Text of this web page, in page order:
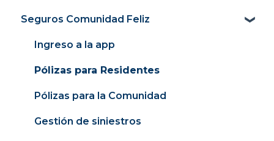
Contabilidad y finanzas
Consejeria
Remuneraciones
Conexión con Banco
Mi cuenta
Cargos
Medidores
Facturación 4.0
Mexico
Contabilidad y finanza.
Portal de pagos
Módulo Inicio
Módulo Propiedad
Módulo Comunidad
Aplicación Móvil
Guía de Uso para residentes
Control de acceso para administradores y
Seguros Comunidad Feliz
Ingreso a la app
Pólizas para Residentes
Pólizas para la Comunidad
Gestión de siniestros